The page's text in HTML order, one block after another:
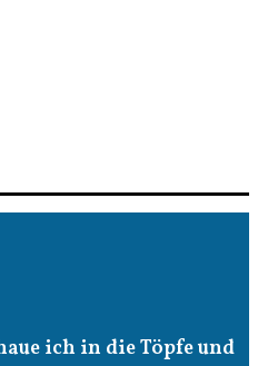
ich in die Töpfe und